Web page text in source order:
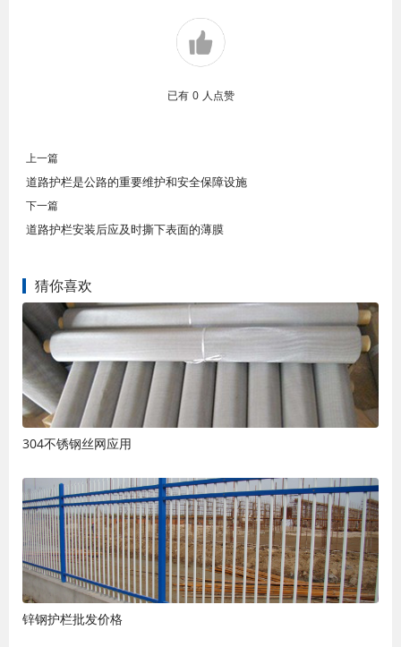
已有 0 人点赞
上一篇
道路护栏是公路的重要维护和安全保障设施
下一篇
道路护栏安装后应及时撕下表面的薄膜
猜你喜欢
304不锈钢丝网应用
锌钢护栏批发价格